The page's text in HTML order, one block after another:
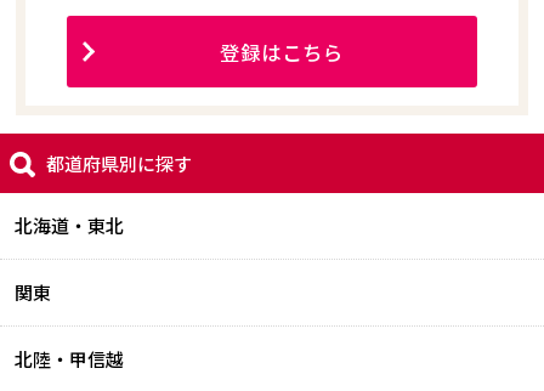
登録はこちら
都道府県別に探す
北海道・東北
関東
北陸・甲信越